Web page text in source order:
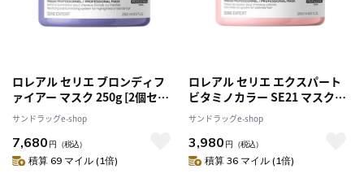
ロレアル セリエ ブロンディフ
ァイアー マスク 250g [2個セッ
ト]
サンドラッグe-shop
7,680 円 （税込）
積算 69 マイル (1倍)
ロレアル セリエ エクスパート
ビタミノカラー SE21 マスク
250g
サンドラッグe-shop
3,980 円 （税込）
積算 36 マイル (1倍)